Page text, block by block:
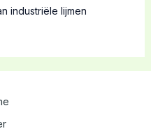
industriële lijmen